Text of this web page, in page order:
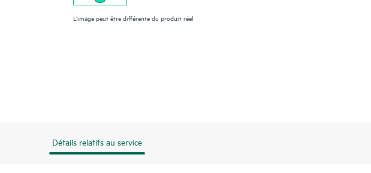
L’image peut être différente du produit réel
Détails relatifs au service